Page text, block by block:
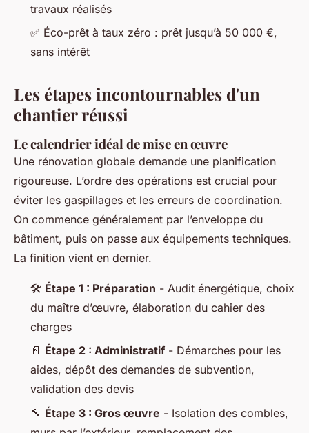
travaux réalisés
✅ Éco-prêt à taux zéro : prêt jusqu’à 50 000 €,
sans intérêt
Les étapes incontournables d'un
chantier réussi
Le calendrier idéal de mise en œuvre
Une rénovation globale demande une planification
rigoureuse. L’ordre des opérations est crucial pour
éviter les gaspillages et les erreurs de coordination.
On commence généralement par l’enveloppe du
bâtiment, puis on passe aux équipements techniques.
La finition vient en dernier.
🛠️ Étape 1 : Préparation - Audit énergétique, choix
du maître d’œuvre, élaboration du cahier des
charges
📄 Étape 2 : Administratif - Démarches pour les
aides, dépôt des demandes de subvention,
validation des devis
🔨 Étape 3 : Gros œuvre - Isolation des combles,